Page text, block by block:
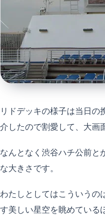
リドデッキの様子は当日の
介したので割愛して、大画
なんとなく渋谷ハチ公前と
な大きさです。
わたしとしてはこういうの
す美しい星空を眺めている